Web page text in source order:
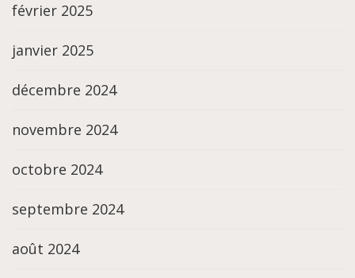
février 2025
janvier 2025
décembre 2024
novembre 2024
octobre 2024
septembre 2024
août 2024